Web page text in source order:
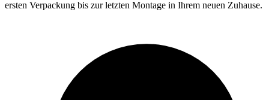
ersten Verpackung bis zur letzten Montage in Ihrem neuen Zuhause.